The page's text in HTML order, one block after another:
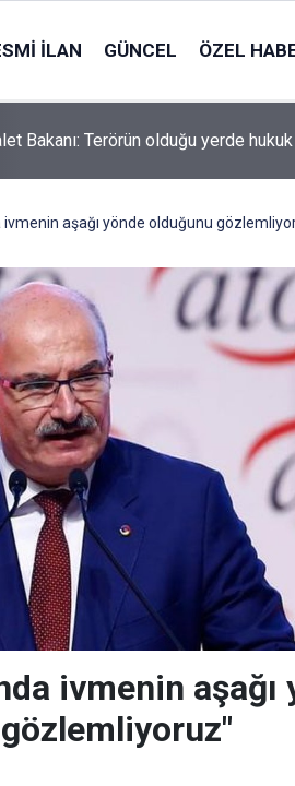
İLAN GÜNCEL ÖZEL
Bakanı: Terörün olduğu yerde
aşağı yönde olduğunu
ivmenin aşağı